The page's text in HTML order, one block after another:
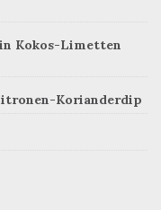
Kokos-Limetten
Korianderdip